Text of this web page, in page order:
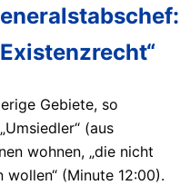
Gebiete, so
(aus
wohnen, „die nicht
(Minute 12:00).